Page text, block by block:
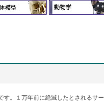
す。１万年前に絶滅したとされるサー